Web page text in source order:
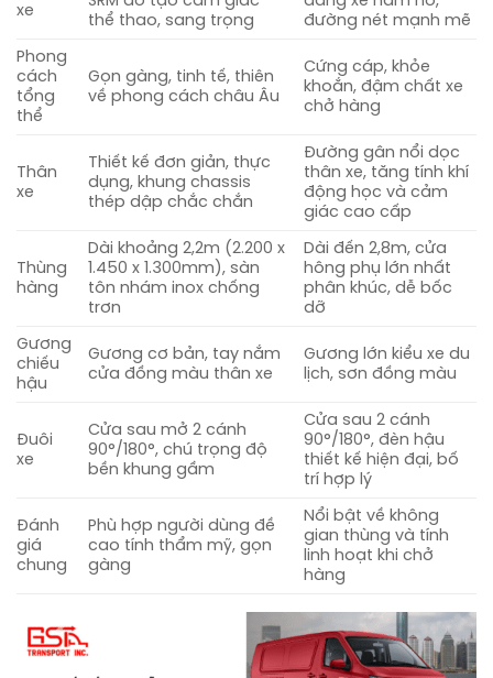
xe
thể thao, sang trọng
đường nét mạnh mẽ
Phong
cách
tổng
thể
Gọn gàng, tinh tế, thiên
về phong cách châu Âu
Cứng cáp, khỏe
khoắn, đậm chất xe
chở hàng
Thân
xe
Thiết kế đơn giản, thực
dụng, khung chassis
thép dập chắc chắn
Đường gân nổi dọc
thân xe, tăng tính khí
động học và cảm
giác cao cấp
Thùng
hàng
Dài khoảng 2,2m (2.200 x
1.450 x 1.300mm), sàn
tôn nhám inox chống
trơn
Dài đến 2,8m, cửa
hông phụ lớn nhất
phân khúc, dễ bốc
dỡ
Gương
chiếu
hậu
Gương cơ bản, tay nắm
cửa đồng màu thân xe
Gương lớn kiểu xe du
lịch, sơn đồng màu
Đuôi
xe
Cửa sau mở 2 cánh
90°/180°, chú trọng độ
bền khung gầm
Cửa sau 2 cánh
90°/180°, đèn hậu
thiết kế hiện đại, bố
trí hợp lý
Đánh
giá
chung
Phù hợp người dùng đề
cao tính thẩm mỹ, gọn
gàng
Nổi bật về không
gian thùng và tính
linh hoạt khi chở
hàng